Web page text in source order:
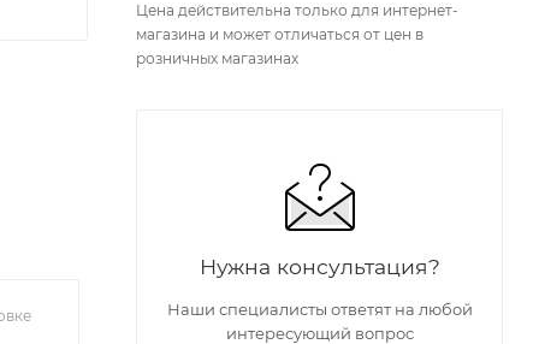
Цена действительна только для интернет-
магазина и может отличаться от цен в
розничных магазинах
Нужна консультация?
Наши специалисты ответят на любой
интересующий вопрос